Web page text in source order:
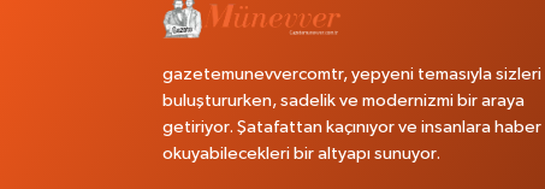
gazetemunevvercomtr, yepyeni temasıyla sizleri
buluştururken, sadelik ve modernizmi bir araya
getiriyor. Şatafattan kaçınıyor ve insanlara haber
okuyabilecekleri bir altyapı sunuyor.